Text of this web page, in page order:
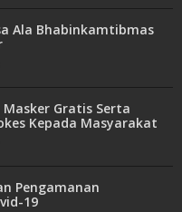
Ala Bhabinkamtibmas
Gratis Serta
Kepada Masyarakat
Pengamanan
19